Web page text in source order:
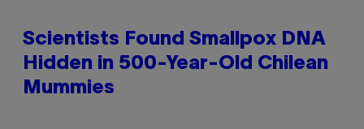
Scientists Found Smallpox DNA
Hidden in 500-Year-Old Chilean
Mummies